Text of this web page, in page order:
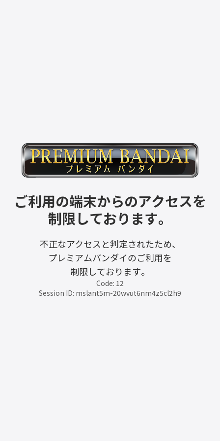
ご利用の端末からのアクセスを
制限しております。
不正なアクセスと判定されたため、
プレミアムバンダイのご利用を
制限しております。
Code: 12
Session ID: mslant5m-20wvut6nm4z5cl2h9